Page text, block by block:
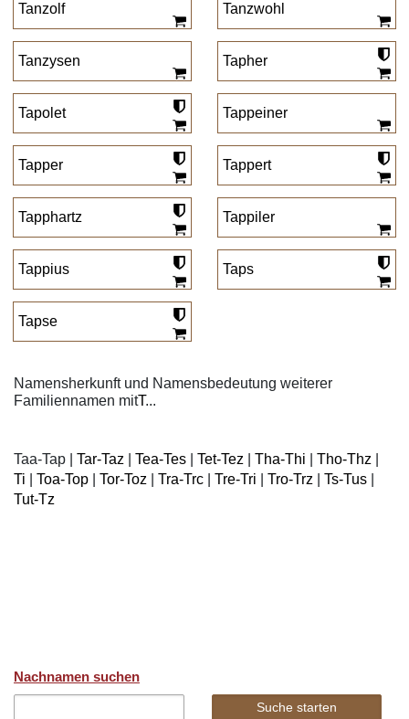
Tanzolf Tanzwohl
Tanzysen Tapher
Tapolet Tappeiner
Tapper Tappert
Tapphartz Tappiler
Tappius Taps
Tapse
Namensherkunft und Namensbedeutung weiterer
Familiennamen mitT...
Taa-Tap Tar-Taz Tea-Tes Tet-Tez Tha-Thi Tho-Thz
Ti
Toa-Top Tor-Toz Tra-Trc Tre-Tri Tro-Trz Ts-Tus
Tut-Tz
Nachnamen suchen